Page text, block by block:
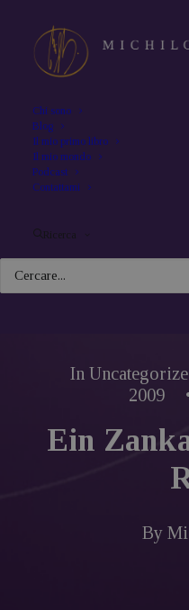
Chi sono
Blog
Il mio primo libro
Il mio mondo
Podcast
Contattami
Ricerca
In
2009
Ein
By